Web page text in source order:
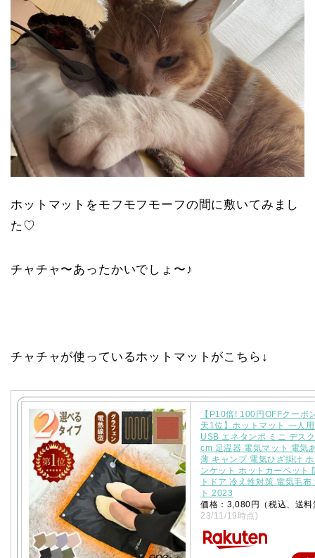
ホットマットをモフモフモーフの間に敷いてみまし
た♡
チャチャ〜あったかいでしょ〜♪
チャチャが使っているホットマットがこちら↓
【P10倍! 100円OFFクーポ
天1位】ホットマット 一人
USB エネタンポ ミニ デス
cm 足温器 電気マット 電気
薄 キャンプ 電気ひざ掛け
ンケット ホットカーペット
トドア 冷え性対策 電気毛布
ト 2023
価格：3,080円（税込、送
23/11/19時点)